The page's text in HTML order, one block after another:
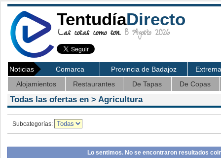
TentudíaDirecto
Las cosas como son. 8 Agosto 2026
Noticias Comarca Provincia de Badajoz
Alojamientos
Restaurantes De Tapas De Copas
Todas las ofertas en > Agricultura
Subcategorías:
Lo sentimos. No se encontraron resultados